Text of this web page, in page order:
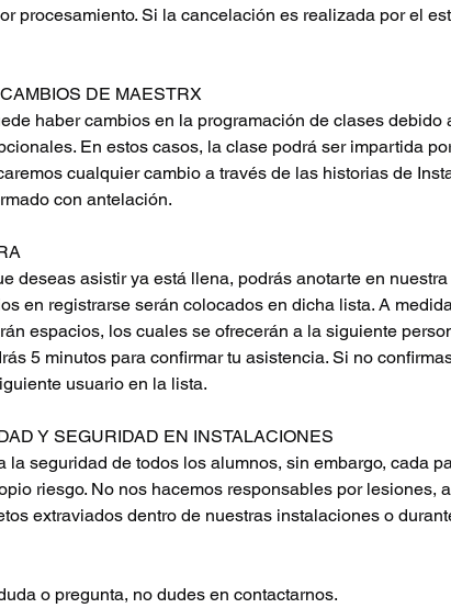
procesamiento. Si la cancelación es realizada por el
DE MAESTRX
haber cambios en la programación de clases debido
En estos casos, la clase podrá ser impartida
cualquier cambio a través de las historias de
con antelación.
deseas asistir ya está llena, podrás anotarte en
en registrarse serán colocados en dicha lista. A
espacios, los cuales se ofrecerán a la siguiente
5 minutos para confirmar tu asistencia. Si no
usuario en la lista.
Y SEGURIDAD EN INSTALACIONES
la seguridad de todos los alumnos, sin embargo, cada
riesgo. No nos hacemos responsables por lesiones,
extraviados dentro de nuestras instalaciones o
o pregunta, no dudes en contactarnos.